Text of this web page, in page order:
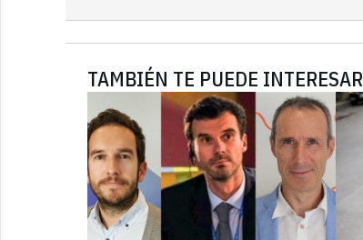
TAMBIÉN TE PUEDE INTERESAR